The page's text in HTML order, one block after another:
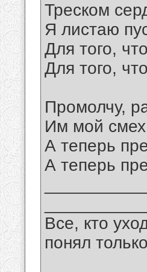
Треском
Я листаю
Для того,
Для того,
Промолчу,
Им мой
А теперь
А теперь
Все, кто
понял